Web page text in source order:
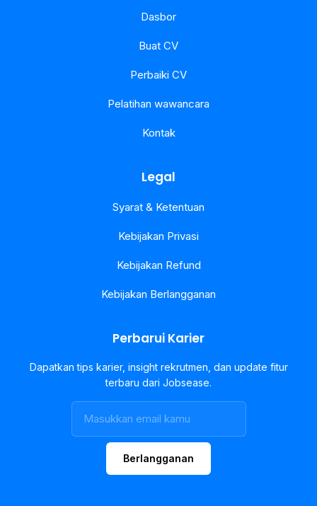
Dasbor
Buat CV
Perbaiki CV
Pelatihan wawancara
Kontak
Legal
Syarat & Ketentuan
Kebijakan Privasi
Kebijakan Refund
Kebijakan Berlangganan
Perbarui Karier
Dapatkan tips karier, insight rekrutmen, dan update fitur
terbaru dari Jobsease.
Berlangganan